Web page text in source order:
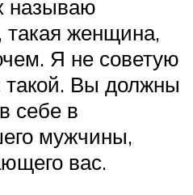
называю
такая женщина,
Я не советую
такой. Вы должны
себе в
мужчины,
вас.